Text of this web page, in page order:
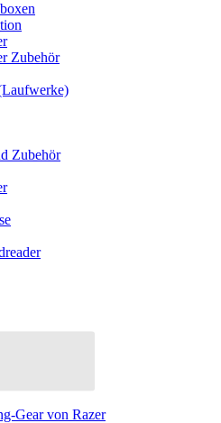
Zubehör
Zubehör
Gear von Razer